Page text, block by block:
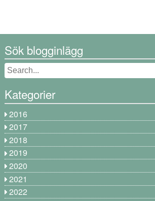
Sök blogginlägg
Kategorier
2016
2017
2018
2019
2020
2021
2022